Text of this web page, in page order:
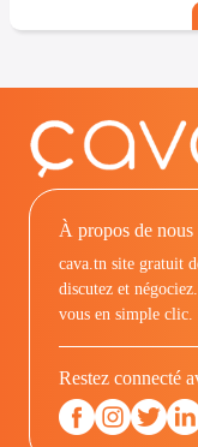
À propos de nous
cava.tn site gratuit
discutez et
vous en simple clic.
Restez connecté